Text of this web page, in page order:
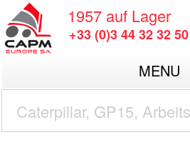
1957 auf Lager
+33 (0)3 44 32 32 50
MENU